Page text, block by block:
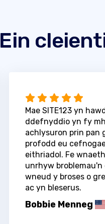
Ein
Mae SITE123 yn
ddefnyddio yn fy
achlysuron prin pan
profodd eu
eithriadol. Fe
unrhyw
wneud y broses o
ac yn bleserus.
Bobbie Menneg